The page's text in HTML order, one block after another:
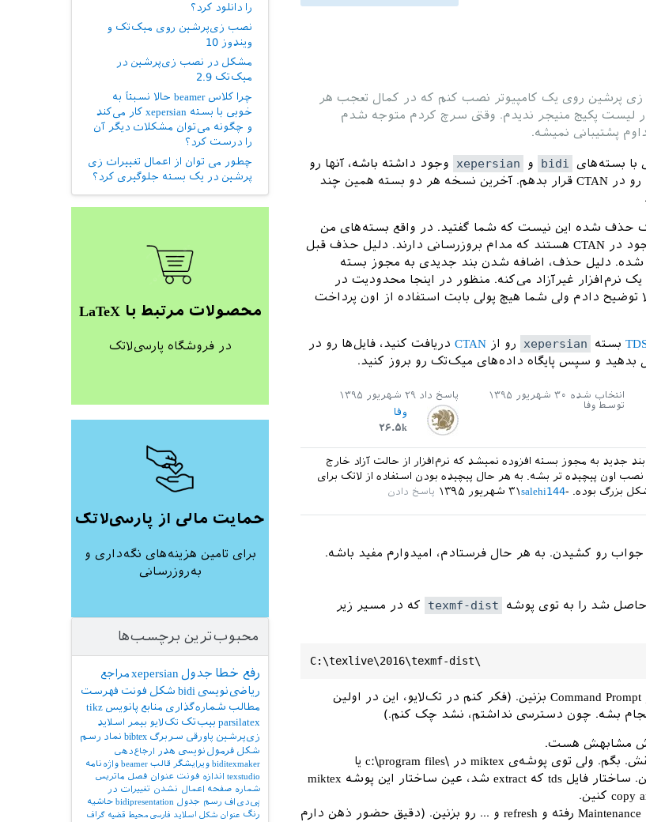
پرشین روی یک کامپیوتر نصب کنم که در کمال تعجب هر
لیست پکیج منیجر ندیدم. وقتی سرچ کردم متوجه شدم
پشتیبانی نمیشه.
بسته‌های bidi و xepersian
وجود داشته باشه، آنها رو
درست کنم و نسخه‌های جدید رو در CTAN قرار بدهم. آخرین نسخه هر دو بسته همین چند
حذف شده این نیست که شما گفتید. در واقع بسته‌های من
یکی از فعال‌ترین بسته‌های موجود در CTAN هستند که مدام بروزرسانی دارند. دلیل حذف قبل
شده. دلیل حذف، اضافه شدن بند جدیدی به مجوز بسته
نرم‌افزار غیرآزاد می‌کنه. منظور در اینجا محدودیت در
توضیح دادم ولی شما هیچ پولی بابت استفاده از اون پرداخت
بسته ‍ xepersian رو از CTAN دریافت کنید، فایل‌ها رو در
و سپس پایگاه داده‌های میک‌تک رو بروز کنید.
انتخاب شده ۳۰ شهریور ۱۳۹۵
توسط وفا
پاسخ داد ۲۹ شهریور ۱۳۹۵
وفا
۲۶.۵k
جدید به مجوز بسته افزوده نمیشد که نرم‌افزار از حالت آزاد خارج
اون پیچیده تر بشه. به هر حال پیچیده بودن استفاده از لاتک برای
بزرگ بوده.
۳۱ شهریور ۱۳۹۵salehi144
رو کشیدن. به هر حال فرستادم، امیدوارم مفید باشه.
texmf-dist
که در مسیر زیر
را در Command Prompt بزنین. (فکر کنم در تک‌لایو، این در اولین
بشه. چون دسترسی نداشتم، نشد چک کنم.)
مشابهش هست.
الان دسترسی ندارم ادرس دقیقش. بگم. ولی توی پوشه‌ی miktex در ‪c:\program files\‬ یا
‪c:\program files (x86)\‬ باید برین. ساختار فایل tds که extract شد، عین ساختار این پوشه miktex
بعد کپی، باید از all programs به Maintenance رفته و refresh و ... رو بزنین. (دقیق حضور ذهن دارم
را دانلود کرد؟
نصب زی‌پرشین روی میک‌تک و
ویندوز 10
مشکل در نصب زی‌پرشین در
میک‌تک 2.9
چرا کلاس beamer حالا نسبتاً به
خوبی با بسته xepersian کار می‌کند
و چگونه می‌توان مشکلات دیگر آن
را درست کرد؟
چطور می توان از اعمال تغییرات زی
پرشین در یک بسته جلوگیری کرد؟
محصولات مرتبط با LaTeX
در فروشگاه پارسی‌لاتک
حمایت مالی از پارسی‌لاتک
برای تامین هزینه‌های نگه‌داری و
به‌روزرسانی
محبوب‌ترین برچسب‌ها
رفع خطا جدول xepersianمراجع
ریاضی‌نویسی bidi شکل فونت فهرست
مطالب شماره‌گذاری منابع پانویس tikz
parsilatex بیب‌تک تک‌لایو بیمر اسلاید
زی‌پرشین پاورقی سربرگ bibtex نماد رسم
شکل فرمول‌نویسی هدر
ارجاع‌دهی
biditexmaker ویرایشگر قالب beamer واژه‌نامه
texstudio اندازه فونت عنوان فصل ماتریس
شماره صفحه اعمال نشدن تغییرات در
پی‌دی‌اف رسم جدول bidipresentation حاشیه
رنگ عنوان شکل اسلاید فارسی محیط قضیه گراف